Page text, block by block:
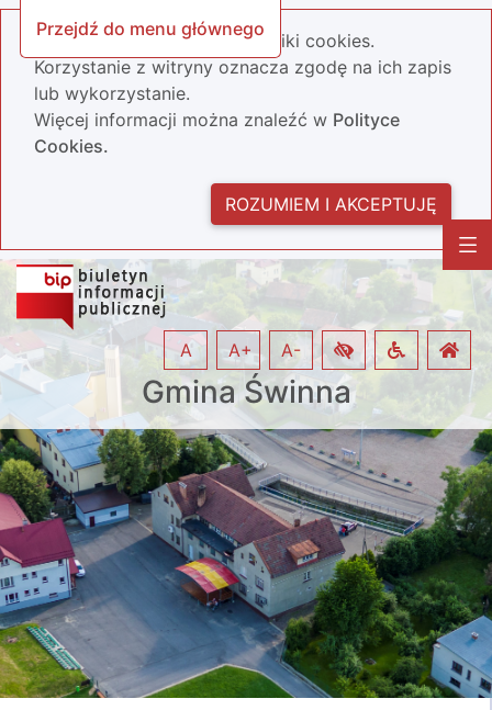
Przejdź do menu głównego
Nasza strona wykorzystuje pliki cookies.
Korzystanie z witryny oznacza zgodę na ich zapis
lub wykorzystanie.
Więcej informacji można znaleźć w Polityce
Cookies.
ROZUMIEM I AKCEPTUJĘ
Gmina Świnna
A A+ A-